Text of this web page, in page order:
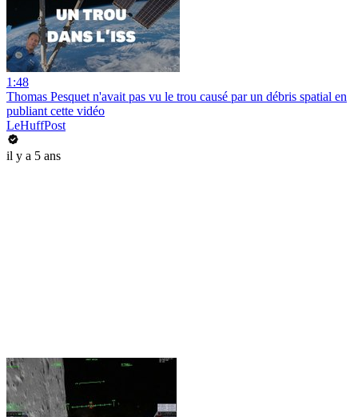
1:48
Thomas Pesquet n'avait pas vu le trou causé par un débris spatial en
publiant cette vidéo
LeHuffPost
il y a 5 ans